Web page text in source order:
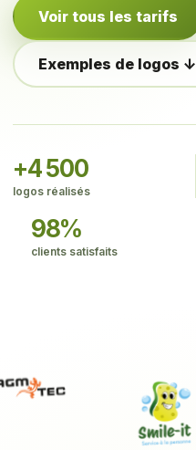
Voir tous les tarifs
Exemples de logos ↓
+4 500
logos réalisés
98%
clients satisfaits